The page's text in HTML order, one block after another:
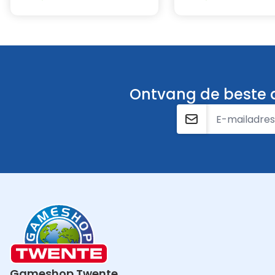
Ingebouwde luidspreker - Bepaalde games krijgen
control dankzij de ingebouwde acceleratiemeter en
Ontvang de beste
E-mailadres